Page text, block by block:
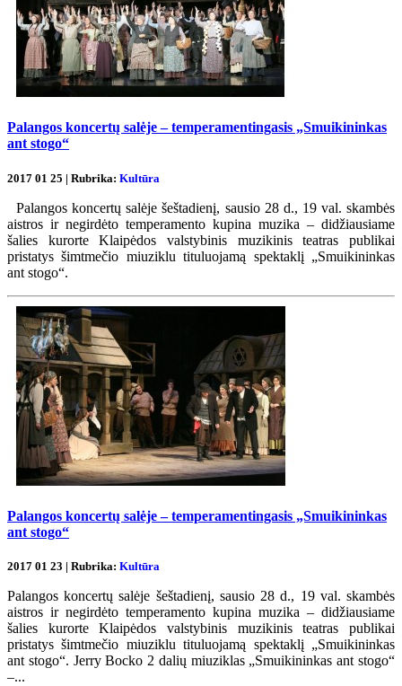
Palangos koncertų salėje – temperamentingasis „Smuikininkas
ant stogo“
2017 01 25 | Rubrika: Kultūra
Palangos koncertų salėje šeštadienį, sausio 28 d., 19 val. skambės
aistros ir negirdėto temperamento kupina muzika – didžiausiame
šalies kurorte Klaipėdos valstybinis muzikinis teatras publikai
pristatys šimtmečio miuziklu tituluojamą spektaklį „Smuikininkas
ant stogo“.
Palangos koncertų salėje – temperamentingasis „Smuikininkas
ant stogo“
2017 01 23 | Rubrika: Kultūra
Palangos koncertų salėje šeštadienį, sausio 28 d., 19 val. skambės
aistros ir negirdėto temperamento kupina muzika – didžiausiame
šalies kurorte Klaipėdos valstybinis muzikinis teatras publikai
pristatys šimtmečio miuziklu tituluojamą spektaklį „Smuikininkas
ant stogo“. Jerry Bocko 2 dalių miuziklas „Smuikininkas ant stogo“
–...